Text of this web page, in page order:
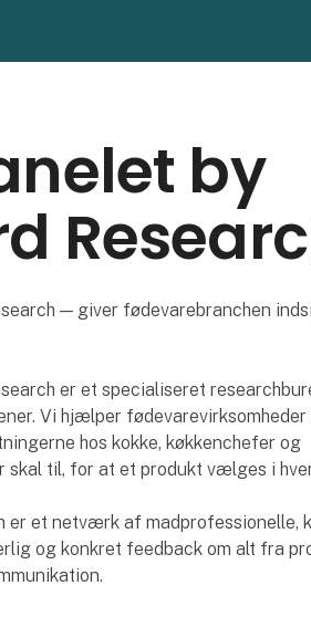
by
— giver fødevarebranchen
er et specialiseret
Vi hjælper fødevarevirksomheder
hos kokke, køkkenchefer og
skal til, for at et produkt vælges i
er et netværk af madprofessionelle,
og konkret feedback om alt fra